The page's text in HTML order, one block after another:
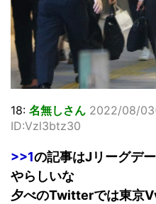
18: 名無しさん 2022/08/
ID:Vzl3btz30
>>1の記事はJリーグデ
やらしいな
夕べのTwitterでは東京